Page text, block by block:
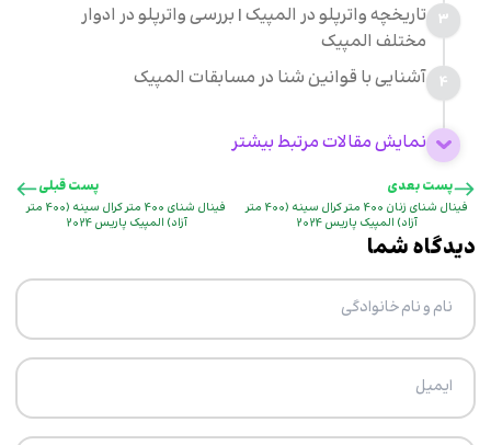
3
تاریخچه واترپلو در المپیک | بررسی واترپلو در ادوار
مختلف المپیک
4 آشنایی با قوانین شنا در مسابقات المپیک
نمایش مقالات مرتبط بیشتر
پست بعدی
فینال شنای زنان 400 متر کرال سینه (400 متر
آزاد) المپیک پاریس 2024
پست قبلی
فینال شنای 400 متر کرال سینه (400 متر
آزاد) المپیک پاریس 2024
دیدگاه شما